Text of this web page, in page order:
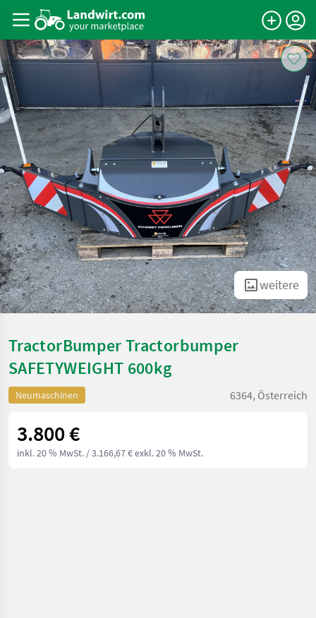
weitere
TractorBumper Tractorbumper
SAFETYWEIGHT 600kg
Neumaschinen 6364, Österreich
3.800 €
inkl. 20 % MwSt. / 3.166,67 € exkl. 20 % MwSt.